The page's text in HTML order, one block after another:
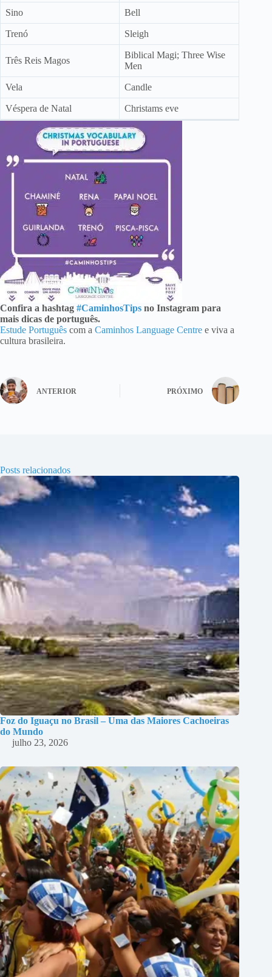
Sino Bell
Trenó Sleigh
Três Reis Magos
Biblical Magi; Three Wise
Men
Vela Candle
Véspera de Natal Christams eve
Confira a hashtag #CaminhosTips no Instagram para
mais dicas de português.
Estude Português com a Caminhos Language Centre e viva a
cultura brasileira.
ANTERIOR PRÓXIMO
Posts relacionados
Foz do Iguaçu no Brasil – Uma das Maiores Cachoeiras
do Mundo
julho 23, 2026